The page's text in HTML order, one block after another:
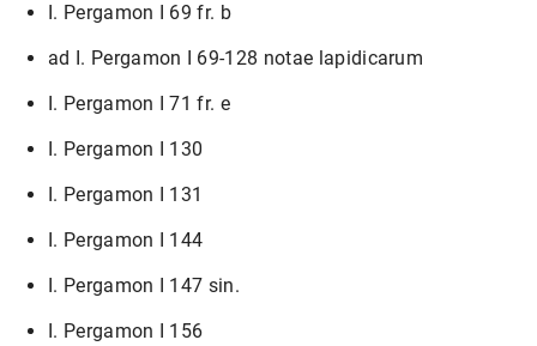
I. Pergamon I 69 fr. b
ad I. Pergamon I 69-128 notae lapidicarum
I. Pergamon I 71 fr. e
I. Pergamon I 130
I. Pergamon I 131
I. Pergamon I 144
I. Pergamon I 147 sin.
I. Pergamon I 156